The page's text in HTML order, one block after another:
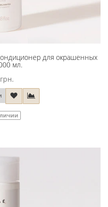
для окрашенных
мл.